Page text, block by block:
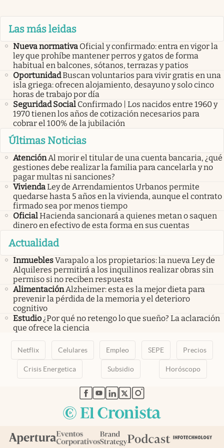
Las más leidas
Nueva normativa Oficial y confirmado: entra en vigor la
ley que prohíbe mantener perros y gatos de forma
habitual en balcones, sótanos, terrazas y patios
OportunidadBuscan voluntarios para vivir gratis en una
isla griega: ofrecen alojamiento, desayuno y solo cinco
horas de trabajo por día
Seguridad Social Confirmado | Los nacidos entre 1960 y
1970 tienen los años de cotización necesarios para
cobrar el 100% de la jubilación
Últimas Noticias
AtenciónAl morir el titular de una cuenta bancaria, ¿qué
gestiones debe realizar la familia para cancelarla y no
pagar multas ni sanciones?
ViviendaLey de Arrendamientos Urbanos permite
quedarse hasta 5 años en la vivienda, aunque el contrato
firmado sea por menos tiempo
OficialHacienda sancionará a quienes metan o saquen
dinero en efectivo de esta forma en sus cuentas
Actualidad
InmueblesVarapalo a los propietarios: la nueva Ley de
Alquileres permitirá a los inquilinos realizar obras sin
permiso si no reciben respuesta
AlimentaciónAlzheimer: esta es la mejor dieta para
prevenir la pérdida de la memoria y el deterioro
cognitivo
Estudio¿Por qué no retengo lo que sueño? La aclaración
que ofrece la ciencia
Netflix Celulares Empleo SEPE Precios
Crisis Energetica Subsidio Horóscopo
abre en nueva pestaña
abre en nueva pestaña
abre en nueva pestaña
abre en nueva pestaña
abre en nueva pestaña